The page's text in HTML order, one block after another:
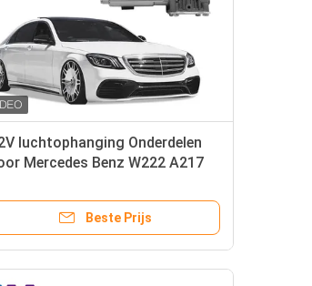
luchtophanging Onderdelen
Mercedes Benz W222 A217
2223200404
Beste Prijs